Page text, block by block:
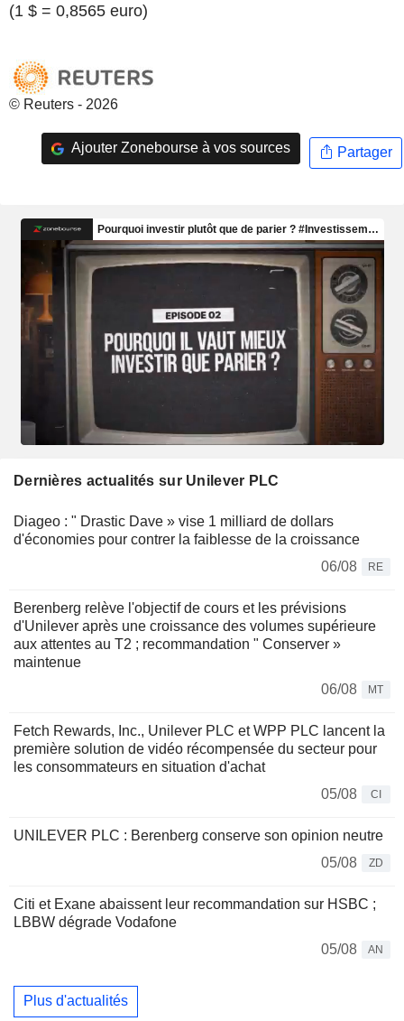
(1 $ = 0,8565 euro)
© Reuters - 2026
Ajouter Zonebourse à vos sources Partager
Dernières actualités sur Unilever PLC
Diageo : " Drastic Dave » vise 1 milliard de dollars
d'économies pour contrer la faiblesse de la croissance
06/08
RE
Berenberg relève l'objectif de cours et les prévisions
d'Unilever après une croissance des volumes supérieure
aux attentes au T2 ; recommandation " Conserver »
maintenue
06/08
MT
Fetch Rewards, Inc., Unilever PLC et WPP PLC lancent la
première solution de vidéo récompensée du secteur pour
les consommateurs en situation d'achat
05/08
CI
UNILEVER PLC : Berenberg conserve son opinion neutre
05/08
ZD
Citi et Exane abaissent leur recommandation sur HSBC ;
LBBW dégrade Vodafone
05/08
AN
Plus d'actualités